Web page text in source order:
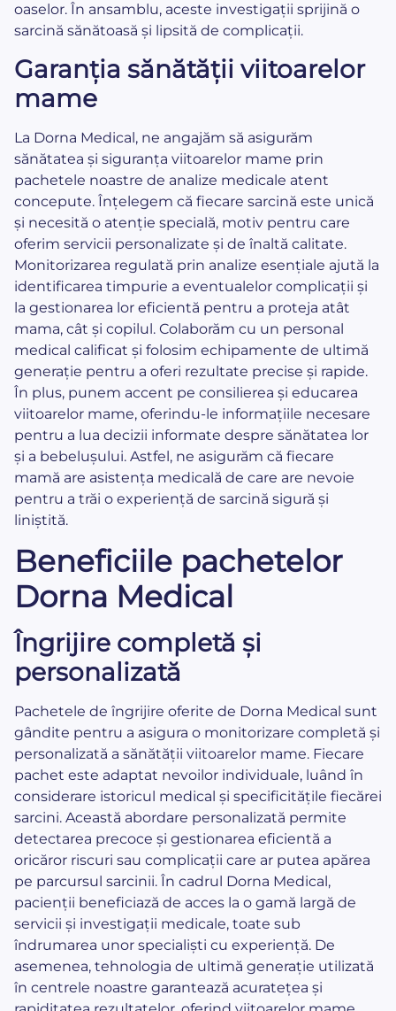
oaselor. În ansamblu, aceste investigații sprijină o
sarcină sănătoasă și lipsită de complicații.
Garanția sănătății viitoarelor
mame
La Dorna Medical, ne angajăm să asigurăm
sănătatea și siguranța viitoarelor mame prin
pachetele noastre de analize medicale atent
concepute. Înțelegem că fiecare sarcină este unică
și necesită o atenție specială, motiv pentru care
oferim servicii personalizate și de înaltă calitate.
Monitorizarea regulată prin analize esențiale ajută la
identificarea timpurie a eventualelor complicații și
la gestionarea lor eficientă pentru a proteja atât
mama, cât și copilul. Colaborăm cu un personal
medical calificat și folosim echipamente de ultimă
generație pentru a oferi rezultate precise și rapide.
În plus, punem accent pe consilierea și educarea
viitoarelor mame, oferindu-le informațiile necesare
pentru a lua decizii informate despre sănătatea lor
și a bebelușului. Astfel, ne asigurăm că fiecare
mamă are asistența medicală de care are nevoie
pentru a trăi o experiență de sarcină sigură și
liniștită.
Beneficiile pachetelor
Dorna Medical
Îngrijire completă și
personalizată
Pachetele de îngrijire oferite de Dorna Medical sunt
gândite pentru a asigura o monitorizare completă și
personalizată a sănătății viitoarelor mame. Fiecare
pachet este adaptat nevoilor individuale, luând în
considerare istoricul medical și specificitățile fiecărei
sarcini. Această abordare personalizată permite
detectarea precoce și gestionarea eficientă a
oricăror riscuri sau complicații care ar putea apărea
pe parcursul sarcinii. În cadrul Dorna Medical,
pacienții beneficiază de acces la o gamă largă de
servicii și investigații medicale, toate sub
îndrumarea unor specialiști cu experiență. De
asemenea, tehnologia de ultimă generație utilizată
în centrele noastre garantează acuratețea și